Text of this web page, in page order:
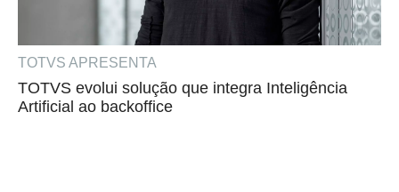
TOTVS APRESENTA
TOTVS evolui solução que integra Inteligência
Artificial ao backoffice